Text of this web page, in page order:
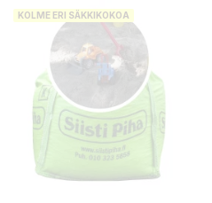
KOLME ERI SÄKKIKOKOA